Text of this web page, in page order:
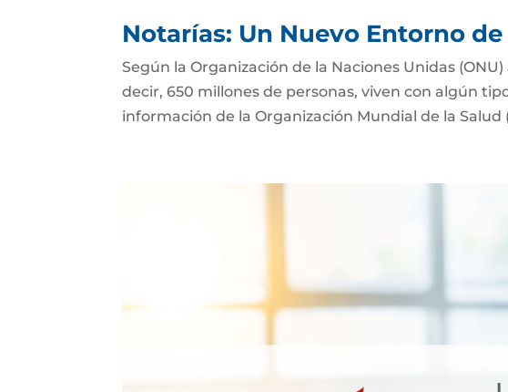
Notarías: Un Nuevo Entorno
Según la Organización de la Naciones Unidas
decir, 650 millones de personas, viven con algún
información de la Organización Mundial de la Salud